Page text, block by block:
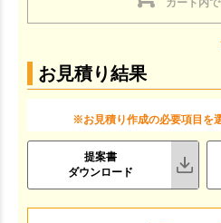
カート内
お見積り結果
※お見積り作成の必要項目を
提案書
ダウンロード